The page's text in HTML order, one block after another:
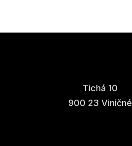
Tichá 10
900 23 Viničné